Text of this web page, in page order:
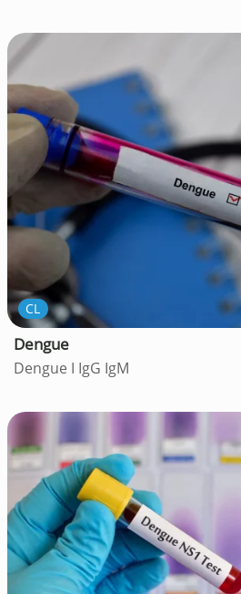
CL
Dengue
Dengue I IgG IgM